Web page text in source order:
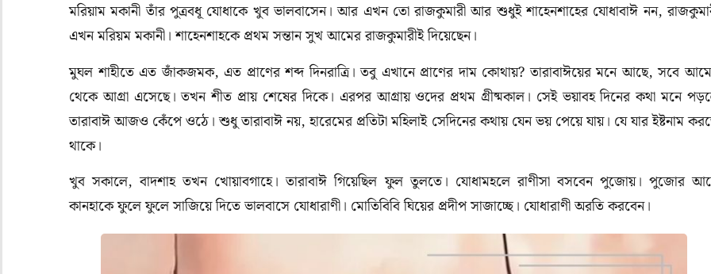
মরিয়াম মকানী তাঁর পুত্রবধূ যোধাকে খুব ভালবাসেন। আর এখন তো রাজকুমারী আর শুধুই শাহেনশাহের যোধাবাঈ নন,
এখন মরিয়ম মকানী। শাহেনশাহকে প্রথম সন্তান সুখ আমের রাজকুমারীই দিয়েছেন।
মুঘল শাহীতে এত জাঁকজমক, এত প্রাণের শব্দ দিনরাত্রি। তবু এখানে প্রাণের দাম কোথায়? তারাবাঈয়ের মনে আছে, সবে
থেকে আগ্রা এসেছে। তখন শীত প্রায় শেষের দিকে। এরপর আগ্রায় ওদের প্রথম গ্রীষ্মকাল। সেই ভয়াবহ দিনের কথা মনে
তারাবাঈ আজও কেঁপে ওঠে। শুধু তারাবাঈ নয়, হারেমের প্রতিটা মহিলাই সেদিনের কথায় যেন ভয় পেয়ে যায়। যে যার ইষ্টনাম
থাকে।
খুব সকালে, বাদশাহ তখন খোয়াবগাহে। তারাবাঈ গিয়েছিল ফুল তুলতে। যোধামহলে রাণীসা বসবেন পুজোয়। পুজোর
কানহাকে ফুলে ফুলে সাজিয়ে দিতে ভালবাসে যোধারাণী। মোতিবিবি ঘিয়ের প্রদীপ সাজাচ্ছে। যোধারাণী অরতি করবেন।